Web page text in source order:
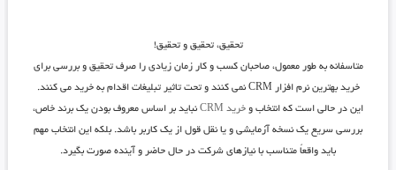
تحقیق، تحقیق و تحقیق!
متاسفانه به طور معمول، صاحبان کسب و کار زمان زیادی را صرف تحقیق و بررسی برای
خرید بهترین نرم افزار CRM نمی کنند و تحت تاثیر تبلیغات اقدام به خرید می کنند.
این در حالی است که انتخاب و خرید CRM
نباید بر اساس معروف بودن یک برند خاص،
بررسی سریع یک نسخه آزمایشی و یا نقل قول از یک کاربر باشد. بلکه این انتخاب مهم
باید واقعاً متناسب با نیازهای شرکت در حال حاضر و آینده صورت بگیرد.